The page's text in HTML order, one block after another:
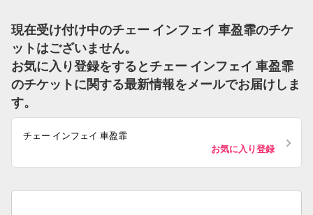
現在受け付け中のチェー インフェイ 車盈霏のチケ
ットはございません。
お気に入り登録をするとチェー インフェイ 車盈霏
のチケットに関する最新情報をメールでお届けしま
す。
チェー インフェイ 車盈霏
お気に入り登録